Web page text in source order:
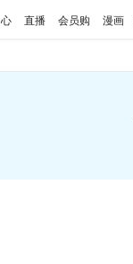
直播 会员购 漫画